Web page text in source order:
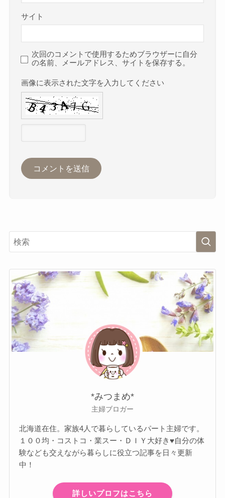
サイト
次回のコメントで使用するためブラウザーに自分
の名前、メールアドレス、サイトを保存する。
画像に表示された文字を入力してください
*みつまめ*
主婦ブロガー
北海道在住。家族4人で暮らしているパート主婦です。
１００均・コストコ・業スー・ＤＩＹ大好き♥自分の体
験なども交えながら暮らしに役立つ記事を日々更新
中！
詳しいプロフはこちら